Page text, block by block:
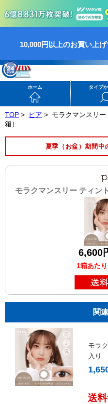
10,000円以上のお買い上げ
ホーム タイプ
TOP > ピア > モラクマンスリ
箱）
夏季（お盆）期間中
モラクマンスリー ティン
6,600
1箱あた
関
モラ
入り
送